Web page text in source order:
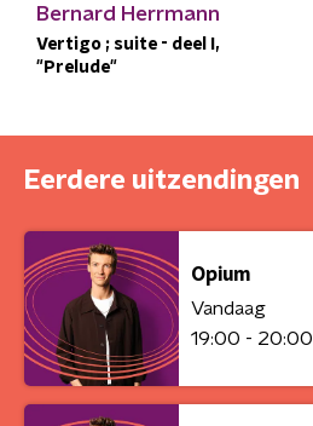
Bernard Herrmann
Vertigo ; suite - deel I,
"Prelude"
Eerdere uitzendingen
Opium
Vandaag
19:00 - 20:00